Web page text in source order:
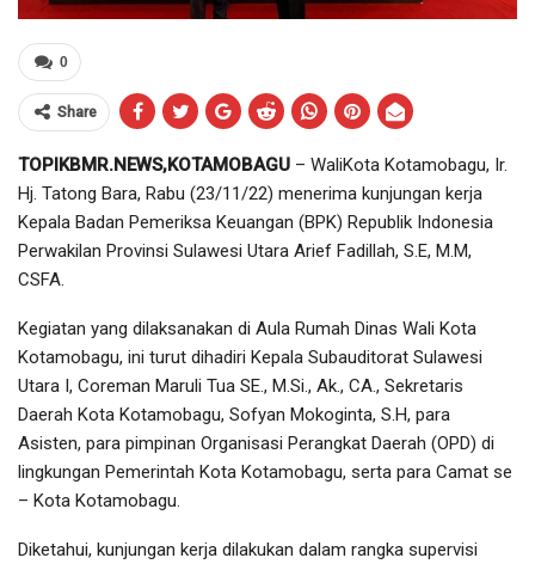
0
Share
TOPIKBMR.NEWS,KOTAMOBAGU – WaliKota Kotamobagu, Ir.
Hj. Tatong Bara, Rabu (23/11/22) menerima kunjungan kerja
Kepala Badan Pemeriksa Keuangan (BPK) Republik Indonesia
Perwakilan Provinsi Sulawesi Utara Arief Fadillah, S.E, M.M,
CSFA.
Kegiatan yang dilaksanakan di Aula Rumah Dinas Wali Kota
Kotamobagu, ini turut dihadiri Kepala Subauditorat Sulawesi
Utara I, Coreman Maruli Tua SE., M.Si., Ak., CA., Sekretaris
Daerah Kota Kotamobagu, Sofyan Mokoginta, S.H, para
Asisten, para pimpinan Organisasi Perangkat Daerah (OPD) di
lingkungan Pemerintah Kota Kotamobagu, serta para Camat se
– Kota Kotamobagu.
Diketahui, kunjungan kerja dilakukan dalam rangka supervisi